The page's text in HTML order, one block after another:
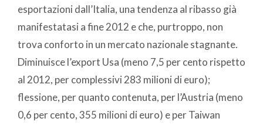
esportazioni dall’Italia, una tendenza al ribasso già
manifestatasi a fine 2012 e che, purtroppo, non
trova conforto in un mercato nazionale stagnante.
Diminuisce l’export Usa (meno 7,5 per cento rispetto
al 2012, per complessivi 283 milioni di euro);
flessione, per quanto contenuta, per l’Austria (meno
0,6 per cento, 355 milioni di euro) e per Taiwan